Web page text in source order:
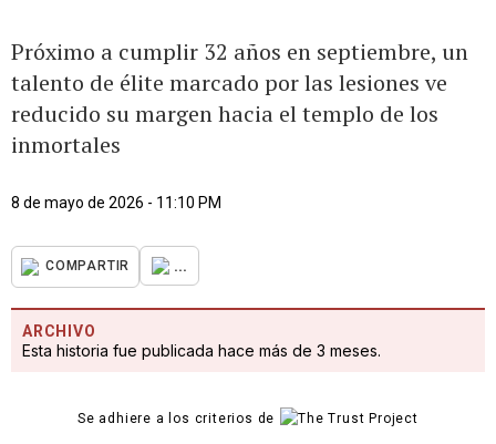
Próximo a cumplir 32 años en septiembre, un
talento de élite marcado por las lesiones ve
reducido su margen hacia el templo de los
inmortales
8 de mayo de 2026 - 11:10 PM
COMPARTIR ...
ARCHIVO
Esta historia fue publicada hace más de 3 meses.
Se adhiere a los criterios de